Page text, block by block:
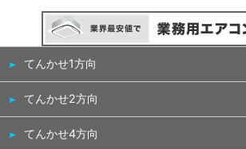
てんかせ1方向
てんかせ2方向
てんかせ4方向